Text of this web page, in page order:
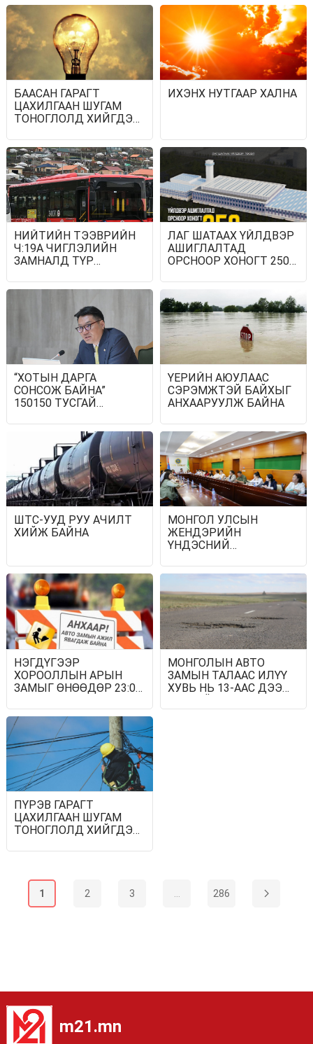
БААСАН ГАРАГТ
ЦАХИЛГААН ШУГАМ
ТОНОГЛОЛД ХИЙГДЭХ
ҮЙЛЧИЛГЭЭНИЙ
ХУВААРЬ
ИХЭНХ НУТГААР ХАЛНА
НИЙТИЙН ТЭЭВРИЙН
Ч:19А ЧИГЛЭЛИЙН
ЗАМНАЛД ТҮР
ӨӨРЧЛӨЛТ ОРУУЛЛАА
ЛАГ ШАТААХ ҮЙЛДВЭР
АШИГЛАЛТАД
ОРСНООР ХОНОГТ 250
ШАТААХ ХҮЧИН
ЧАДАЛТАЙ БАЙНА
“ХОТЫН ДАРГА
СОНСОЖ БАЙНА”
150150 ТУСГАЙ
НАЙМДУГААР САРЫН
14-НӨӨС АЖИЛЛУУЛЖ
ЭХЭЛНЭ
ҮЕРИЙН АЮУЛААС
СЭРЭМЖТЭЙ БАЙХЫГ
АНХААРУУЛЖ БАЙНА
ШТС-УУД РУУ АЧИЛТ
ХИЙЖ БАЙНА
МОНГОЛ УЛСЫН
ЖЕНДЭРИЙН
ҮНДЭСНИЙ
ТОМИЛОГДСОН
АЙМАГТ АЖИЛЛАЖ
БАЙНА
НЭГДҮГЭЭР
ХОРООЛЛЫН АРЫН
ЗАМЫГ ӨНӨӨДӨР 23:00
МОНГОЛЫН АВТО
ЗАМЫН ТАЛААС ИЛҮҮ
ХУВЬ НЬ 13-ААС ДЭЭШ
НАСЖИЛТТАЙ
ПҮРЭВ ГАРАГТ
ЦАХИЛГААН ШУГАМ
ТОНОГЛОЛД ХИЙГДЭХ
ҮЙЛЧИЛГЭЭНИЙ
1 2 3 286
m21.mn